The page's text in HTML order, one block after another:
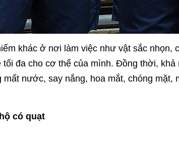
khác ở nơi làm việc như vật sắc nhọn,
tối đa cho cơ thể của mình. Đồng thời,
nước, say nắng, hoa mắt, chóng mặt,
có quạt